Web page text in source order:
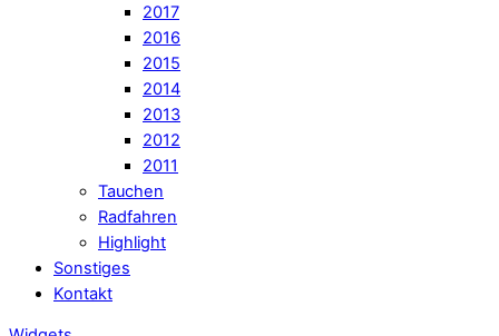
2017
2016
2015
2014
2013
2012
2011
Tauchen
Radfahren
Highlight
Sonstiges
Kontakt